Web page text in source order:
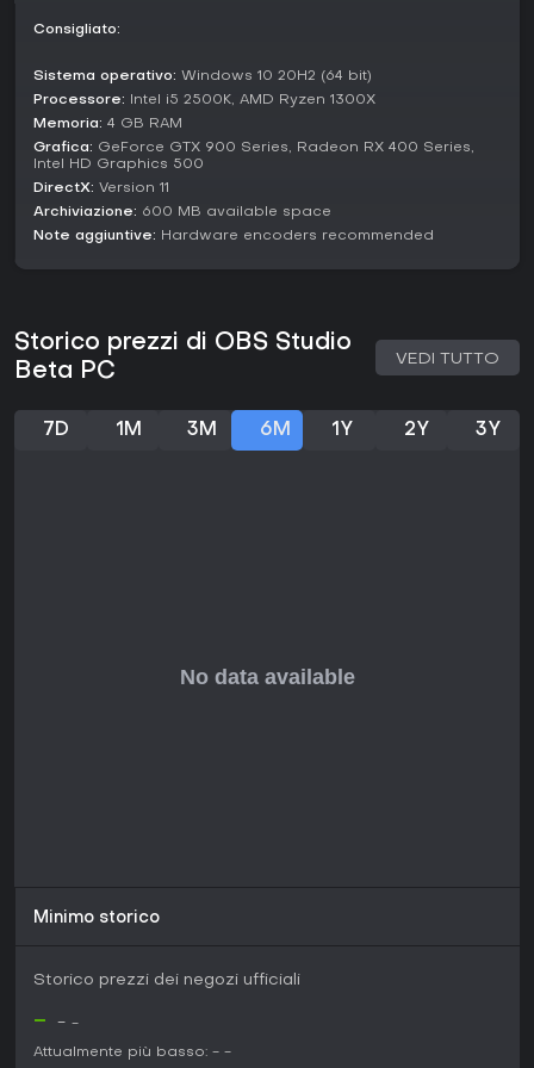
Con recensioni entusiastiche da oltre 49.000 utenti e un
tasso di approvazione del 95%, OBS Studio Beta è perfetto
per chi cerca tool affidabili per registrazione e streaming.
Gratuito, open-source e in costante aggiornamento, si
rivolge sia ai principianti che ai professionisti del content
creation.
Se punti a catturare gameplay o produrre live senza
spendere un euro, questa beta è un ottimo banco di prova
profondità e personalizzazione.
Consigliato:
Sistema operativo: Windows 10 20H2 (64 bit)
Processore: Intel i5 2500K, AMD Ryzen 1300X
Memoria: 4 GB RAM
Grafica: GeForce GTX 900 Series, Radeon RX 400 Series,
Intel HD Graphics 500
DirectX: Version 11
Archiviazione: 600 MB available space
Note aggiuntive: Hardware encoders recommended
Storico prezzi di OBS Studio
Beta PC
VEDI TUTTO
7D 1M 3M 6M 1Y 2Y 3Y
Minimo storico
Storico prezzi dei negozi ufficiali
- - -
Attualmente più basso: - -